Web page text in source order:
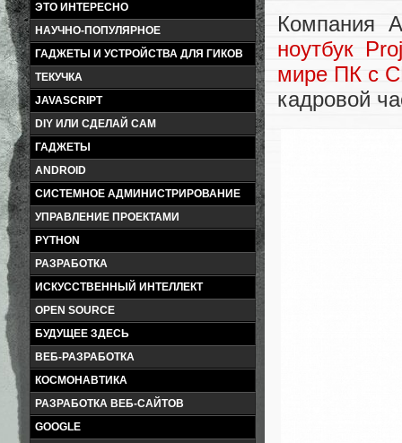
ЭТО ИНТЕРЕСНО
НАУЧНО-ПОПУЛЯРНОЕ
ГАДЖЕТЫ И УСТРОЙСТВА ДЛЯ ГИКОВ
ТЕКУЧКА
JAVASCRIPT
DIY ИЛИ СДЕЛАЙ САМ
ГАДЖЕТЫ
ANDROID
СИСТЕМНОЕ АДМИНИСТРИРОВАНИЕ
УПРАВЛЕНИЕ ПРОЕКТАМИ
PYTHON
РАЗРАБОТКА
ИСКУССТВЕННЫЙ ИНТЕЛЛЕКТ
OPEN SOURCE
БУДУЩЕЕ ЗДЕСЬ
ВЕБ-РАЗРАБОТКА
КОСМОНАВТИКА
РАЗРАБОТКА ВЕБ-САЙТОВ
GOOGLE
Компания
ноутбук
мире ПК с
кадровой